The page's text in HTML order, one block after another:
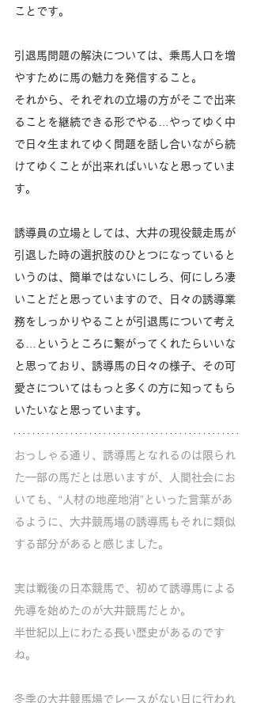
ことです。
引退馬問題の解決については、乗馬人口を増
やすために馬の魅力を発信すること。
それから、それぞれの立場の方がそこで出来
ることを継続できる形でやる…やってゆく中
で日々生まれてゆく問題を話し合いながら続
けてゆくことが出来ればいいなと思っていま
す。
誘導員の立場としては、大井の現役競走馬が
引退した時の選択肢のひとつになっていると
いうのは、簡単ではないにしろ、何にしろ凄
いことだと思っていますので、日々の誘導業
務をしっかりやることが引退馬について考え
る…というところに繋がってくれたらいいな
と思っており、誘導馬の日々の様子、その可
愛さについてはもっと多くの方に知ってもら
いたいなと思っています。
おっしゃる通り、誘導馬となれるのは限られ
た一部の馬だとは思いますが、人間社会にお
いても、“人材の地産地消”といった言葉があ
るように、大井競馬場の誘導馬もそれに類似
する部分があると感じました。
実は戦後の日本競馬で、初めて誘導馬による
先導を始めたのが大井競馬だとか。
半世紀以上にわたる長い歴史があるのです
ね。
冬季の大井競馬場でレースがない日に行われ